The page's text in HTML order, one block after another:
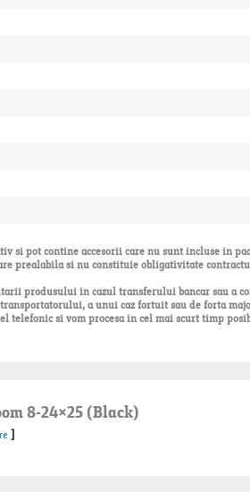
si pot contine accesorii care nu sunt incluse in
prealabila si nu constituie obligativitate
produsului in cazul transferului bancar sau a
a unui caz fortuit sau de forta
telefonic si vom procesa in cel mai scurt timp
8-24×25 (Black)
]